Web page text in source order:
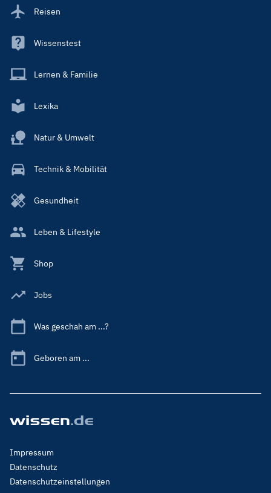
Reisen
Wissenstest
Lernen & Familie
Lexika
Natur & Umwelt
Technik & Mobilität
Gesundheit
Leben & Lifestyle
Shop
Jobs
Was geschah am ...?
Geboren am ...
Footer
Menu
Legal
Impressum
Datenschutz
Datenschutzeinstellungen